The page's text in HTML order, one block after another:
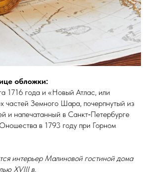
обложки:
1716 года и «Новый Атлас, или
частей Земного Шара, почерпнутый из
и напечатанный в Санкт‑Петербурге
в 1793 году при Горном
интерьер Малиновой гостиной дома
XVIII в.